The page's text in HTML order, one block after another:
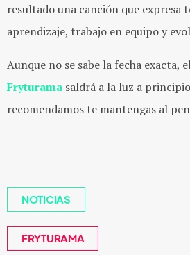
resultado una canción que expresa
aprendizaje, trabajo en equipo y
Aunque no se sabe la fecha exacta,
Fryturama saldrá a la luz a
recomendamos te mantengas al
NOTICIAS
FRYTURAMA